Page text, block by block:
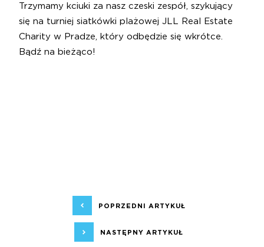
Trzymamy kciuki za nasz czeski zespół, szykujący
się na turniej siatkówki plażowej JLL Real Estate
Charity w Pradze, który odbędzie się wkrótce.
Bądź na bieżąco!
POPRZEDNI ARTYKUŁ
NASTĘPNY ARTYKUŁ